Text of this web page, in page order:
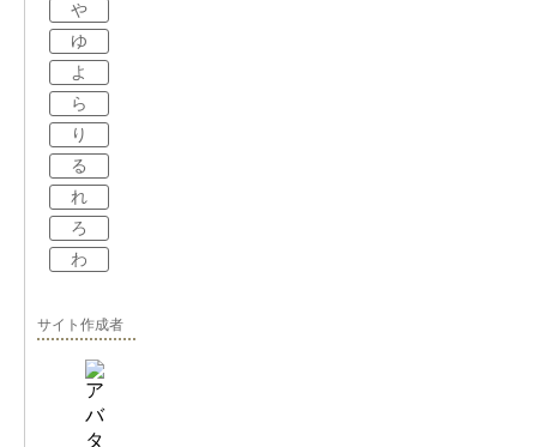
や
ゆ
よ
ら
り
る
れ
ろ
わ
サイト作成者